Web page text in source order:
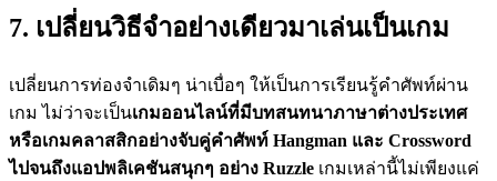
7. เปลี่ยนวิธีจำอย่างเดียวมาเล่นเป็นเกม
เปลี่ยนการท่องจำเดิมๆ น่าเบื่อๆ ให้เป็นการเรียนรู้คำศัพท์ผ่าน
เกม ไม่ว่าจะเป็นเกมออนไลน์ที่มีบทสนทนาภาษาต่างประเทศ
หรือเกมคลาสสิกอย่างจับคู่คำศัพท์ Hangman และ Crossword
ไปจนถึงแอปพลิเคชันสนุกๆ อย่าง Ruzzle เกมเหล่านี้ไม่เพียงแค่